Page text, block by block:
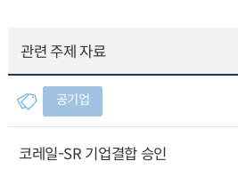
관련 주제 자료
공기업
코레일-SR 기업결합 승인